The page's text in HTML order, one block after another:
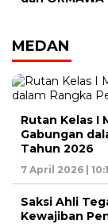
MEDAN
Rutan Kelas I
Gabungan
Tahun 2026
7 April 2026 |
Saksi Ahli
Kewajiban